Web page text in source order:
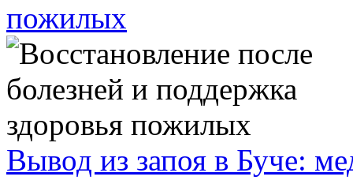
пожилых
Вывод из запоя в Буче: